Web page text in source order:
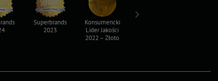
Superbrands
2023
Konsumencki
Lider Jakości
2022 – Złoto